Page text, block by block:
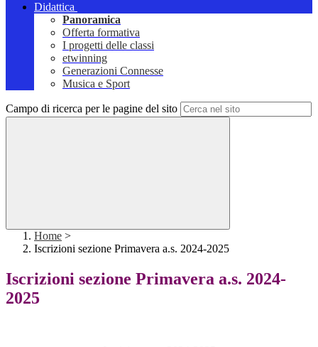
Didattica
Panoramica
Offerta formativa
I progetti delle classi
etwinning
Generazioni Connesse
Musica e Sport
Campo di ricerca per le pagine del sito
Home >
Iscrizioni sezione Primavera a.s. 2024-2025
Iscrizioni sezione Primavera a.s. 2024-
2025